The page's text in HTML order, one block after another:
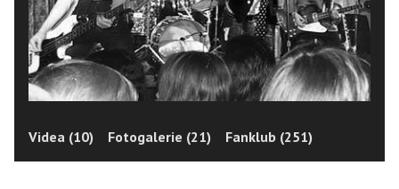
Videa (10) Fotogalerie (21) Fanklub (251)